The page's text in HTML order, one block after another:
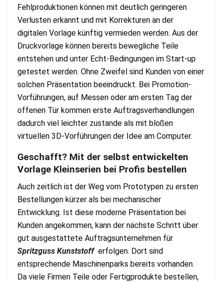
Fehlproduktionen können mit deutlich geringeren
Verlusten erkannt und mit Korrekturen an der
digitalen Vorlage künftig vermieden werden. Aus der
Druckvorlage können bereits bewegliche Teile
entstehen und unter Echt-Bedingungen im Start-up
getestet werden. Ohne Zweifel sind Kunden von einer
solchen Präsentation beeindruckt. Bei Promotion-
Vorführungen, auf Messen oder am ersten Tag der
offenen Tür kommen erste Auftragsverhandlungen
dadurch viel leichter zustande als mit bloßen
virtuellen 3D-Vorführungen der Idee am Computer.
Geschafft? Mit der selbst entwickelten
Vorlage Kleinserien bei Profis bestellen
Auch zeitlich ist der Weg vom Prototypen zu ersten
Bestellungen kürzer als bei mechanischer
Entwicklung. Ist diese moderne Präsentation bei
Kunden angekommen, kann der nächste Schritt über
gut ausgestattete Auftragsunternehmen für
Spritzguss Kunststofferfolgen. Dort sind
entsprechende Maschinenparks bereits vorhanden.
Da viele Firmen Teile oder Fertigprodukte bestellen,